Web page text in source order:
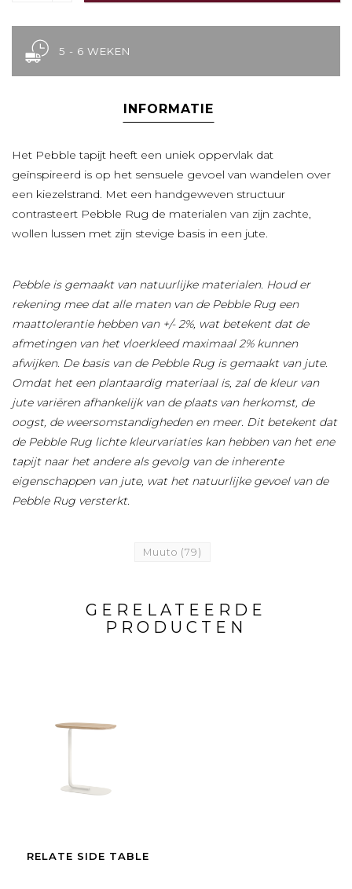
5 - 6 WEKEN
INFORMATIE
Het Pebble tapijt heeft een uniek oppervlak dat
geïnspireerd is op het sensuele gevoel van wandelen over
een kiezelstrand. Met een handgeweven structuur
contrasteert Pebble Rug de materialen van zijn zachte,
wollen lussen met zijn stevige basis in een jute.
Pebble is gemaakt van natuurlijke materialen. Houd er
rekening mee dat alle maten van de Pebble Rug een
maattolerantie hebben van +/- 2%, wat betekent dat de
afmetingen van het vloerkleed maximaal 2% kunnen
afwijken. De basis van de Pebble Rug is gemaakt van jute.
Omdat het een plantaardig materiaal is, zal de kleur van
jute variëren afhankelijk van de plaats van herkomst, de
oogst, de weersomstandigheden en meer. Dit betekent dat
de Pebble Rug lichte kleurvariaties kan hebben van het ene
tapijt naar het andere als gevolg van de inherente
eigenschappen van jute, wat het natuurlijke gevoel van de
Pebble Rug versterkt.
Muuto (79)
GERELATEERDE
PRODUCTEN
RELATE SIDE TABLE